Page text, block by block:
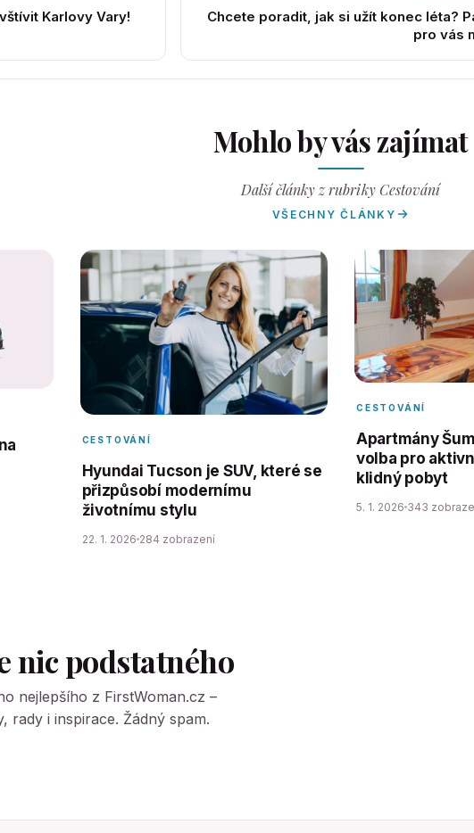
Karlovy Vary!
Chcete poradit, jak si užít konec léta?
pro vás
Mohlo by vás zajímat
Další články z rubriky Cestování
VŠECHNY ČLÁNKY
CESTOVÁNÍ
Hyundai Tucson je SUV, které se
přizpůsobí modernímu
životnímu stylu
22. 1. 2026 284 zobrazení
CESTOVÁNÍ
Apartmány
volba pro
klidný pobyt
5. 1. 2026 343
nic podstatného
nejlepšího z FirstWoman.cz –
rady i inspirace. Žádný spam.